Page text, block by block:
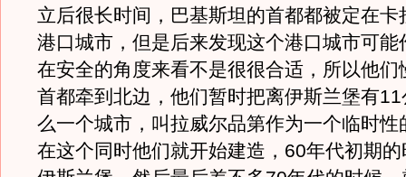
立后很长时间，巴基斯坦的首都都被定在卡
港口城市，但是后来发现这个港口城市可能
在安全的角度来看不是很很合适，所以他们
首都牵到北边，他们暂时把离伊斯兰堡有
么一个城市，叫拉威尔品第作为一个临时性
在这个同时他们就开始建造，60年代初期